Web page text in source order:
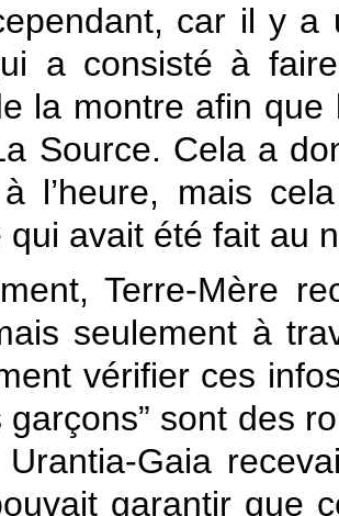
car il y a
a consisté à
la montre afin
Source. Cela a
à l’heure, mais
qui avait été fait au
Terre-Mère
seulement à
vérifier ces
garçons” sont des
Gaia
garantir que